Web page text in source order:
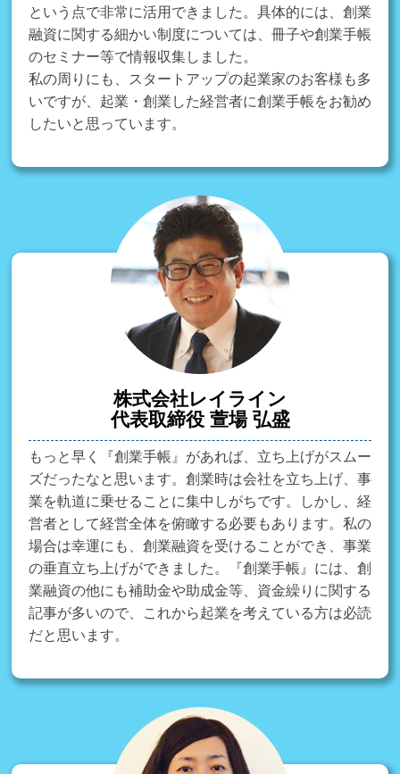
という点で非常に活用できました。具体的には、創業
融資に関する細かい制度については、冊子や創業手帳
のセミナー等で情報収集しました。
私の周りにも、スタートアップの起業家のお客様も多
いですが、起業・創業した経営者に創業手帳をお勧め
したいと思っています。
株式会社レイライン
代表取締役 萱場 弘盛
もっと早く『創業手帳』があれば、立ち上げがスムー
ズだったなと思います。創業時は会社を立ち上げ、事
業を軌道に乗せることに集中しがちです。しかし、経
営者として経営全体を俯瞰する必要もあります。私の
場合は幸運にも、創業融資を受けることができ、事業
の垂直立ち上げができました。『創業手帳』には、創
業融資の他にも補助金や助成金等、資金繰りに関する
記事が多いので、これから起業を考えている方は必読
だと思います。